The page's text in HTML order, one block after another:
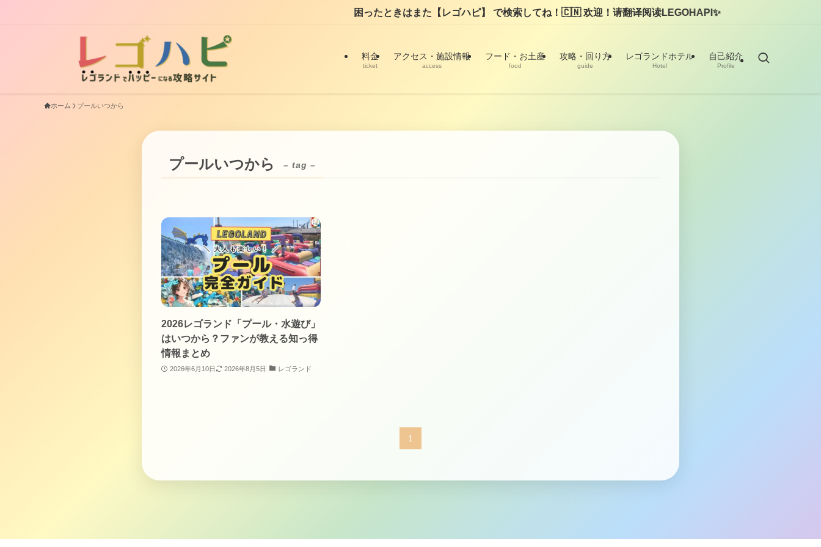
困ったときはまた【レゴハピ】 で検索してね！🇨🇳 欢迎！请翻译阅读LEGOHAPI✨
料金
ticket
アクセス・施設情報
access
フード・お土産
food
攻略・回り方
guide
レゴランドホテル
Hotel
自己紹介
Profile
ホーム プールいつから
プールいつから – tag –
2026レゴランド「プール・水遊び」
はいつから？ファンが教える知っ得
情報まとめ
2026年6月10日 2026年8月5日 レゴランド
1